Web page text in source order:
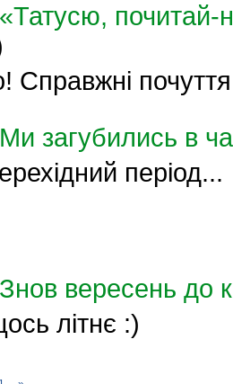
«Татусю, почитай-
Справжні
Ми загубились в
період...
Знов вересень до
літнє :)